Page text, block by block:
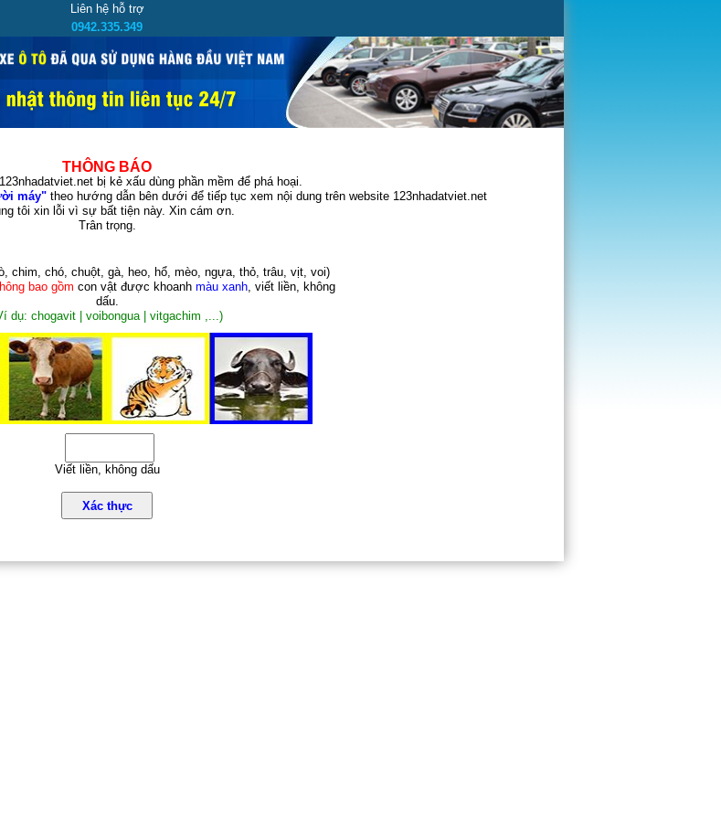
Liên hệ hỗ trợ
0942.335.349
THÔNG BÁO
bị kẻ xấu dùng phần mềm để phá hoại.
máy"theo hướng dẫn bên dưới để tiếp tục xem nội dung trên website 123nhadatviet.net
tôi xin lỗi vì sự bất tiện này. Xin cám ơn.
Trân trọng.
chim, chó, chuột, gà, heo, hổ, mèo, ngựa, thỏ, trâu, vịt, voi)
bao gồm con vật được khoanh màu xanh, viết liền, không
dấu.
dụ: chogavit | voibongua | vitgachim ,...)
Viết liền, không dấu
Xác thực